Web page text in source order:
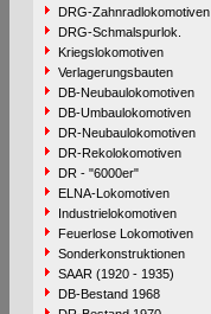
DRG-Zahnradlokomotiven
DRG-Schmalspurlok.
Kriegslokomotiven
Verlagerungsbauten
DB-Neubaulokomotiven
DB-Umbaulokomotiven
DR-Neubaulokomotiven
DR-Rekolokomotiven
DR - "6000er"
ELNA-Lokomotiven
Industrielokomotiven
Feuerlose Lokomotiven
Sonderkonstruktionen
SAAR (1920 - 1935)
DB-Bestand 1968